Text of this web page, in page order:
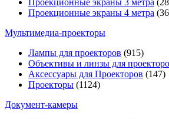
Проекционные экраны 3 метра
Проекционные экраны 4 метра
Мультимедиa-проекторы
Лампы для проекторов (915)
Объективы и линзы для
Аксессуары для Проекторов (147)
Проекторы (1124)
Документ-камеры